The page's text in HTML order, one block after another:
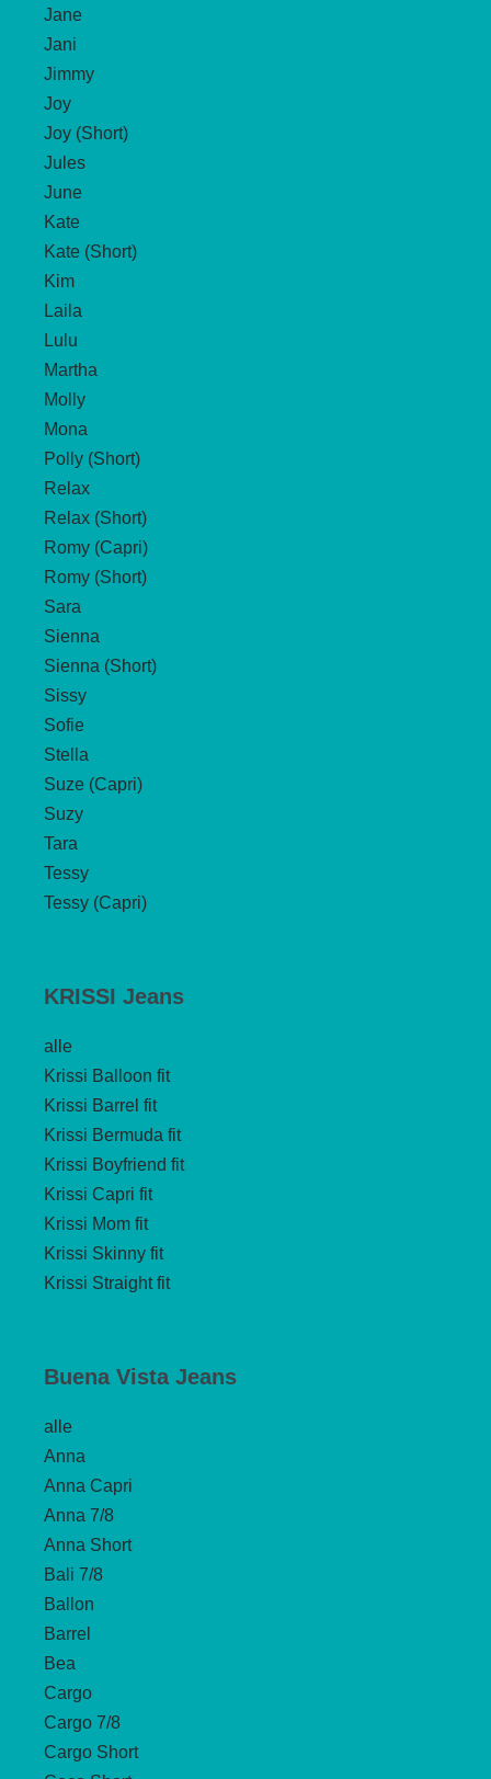
Jane
Jani
Jimmy
Joy
Joy (Short)
Jules
June
Kate
Kate (Short)
Kim
Laila
Lulu
Martha
Molly
Mona
Polly (Short)
Relax
Relax (Short)
Romy (Capri)
Romy (Short)
Sara
Sienna
Sienna (Short)
Sissy
Sofie
Stella
Suze (Capri)
Suzy
Tara
Tessy
Tessy (Capri)
KRISSI Jeans
alle
Krissi Balloon fit
Krissi Barrel fit
Krissi Bermuda fit
Krissi Boyfriend fit
Krissi Capri fit
Krissi Mom fit
Krissi Skinny fit
Krissi Straight fit
Buena Vista Jeans
alle
Anna
Anna Capri
Anna 7/8
Anna Short
Bali 7/8
Ballon
Barrel
Bea
Cargo
Cargo 7/8
Cargo Short